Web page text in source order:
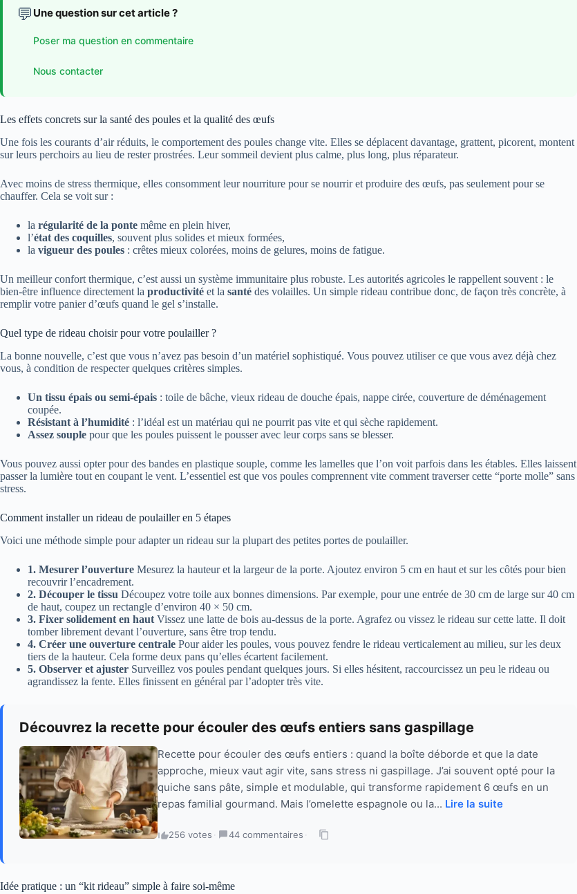
💬 Une question sur cet article ?
Poser ma question en commentaire
Nous contacter
Les effets concrets sur la santé des poules et la qualité des œufs
Une fois les courants d’air réduits, le comportement des poules change vite. Elles se déplacent davantage, grattent, picorent, montent
sur leurs perchoirs au lieu de rester prostrées. Leur sommeil devient plus calme, plus long, plus réparateur.
Avec moins de stress thermique, elles consomment leur nourriture pour se nourrir et produire des œufs, pas seulement pour se
chauffer. Cela se voit sur :
la régularité de la ponte même en plein hiver,
l’état des coquilles, souvent plus solides et mieux formées,
la vigueur des poules : crêtes mieux colorées, moins de gelures, moins de fatigue.
Un meilleur confort thermique, c’est aussi un système immunitaire plus robuste. Les autorités agricoles le rappellent souvent : le
bien-être influence directement la productivité et la santé des volailles. Un simple rideau contribue donc, de façon très concrète, à
remplir votre panier d’œufs quand le gel s’installe.
Quel type de rideau choisir pour votre poulailler ?
La bonne nouvelle, c’est que vous n’avez pas besoin d’un matériel sophistiqué. Vous pouvez utiliser ce que vous avez déjà chez
vous, à condition de respecter quelques critères simples.
Un tissu épais ou semi-épais : toile de bâche, vieux rideau de douche épais, nappe cirée, couverture de déménagement
coupée.
Résistant à l’humidité : l’idéal est un matériau qui ne pourrit pas vite et qui sèche rapidement.
Assez souple pour que les poules puissent le pousser avec leur corps sans se blesser.
Vous pouvez aussi opter pour des bandes en plastique souple, comme les lamelles que l’on voit parfois dans les étables. Elles laissent
passer la lumière tout en coupant le vent. L’essentiel est que vos poules comprennent vite comment traverser cette “porte molle” sans
stress.
Comment installer un rideau de poulailler en 5 étapes
Voici une méthode simple pour adapter un rideau sur la plupart des petites portes de poulailler.
1. Mesurer l’ouverture Mesurez la hauteur et la largeur de la porte. Ajoutez environ 5 cm en haut et sur les côtés pour bien
recouvrir l’encadrement.
2. Découper le tissu Découpez votre toile aux bonnes dimensions. Par exemple, pour une entrée de 30 cm de large sur 40 cm
de haut, coupez un rectangle d’environ 40 × 50 cm.
3. Fixer solidement en haut Vissez une latte de bois au-dessus de la porte. Agrafez ou vissez le rideau sur cette latte. Il doit
tomber librement devant l’ouverture, sans être trop tendu.
4. Créer une ouverture centrale Pour aider les poules, vous pouvez fendre le rideau verticalement au milieu, sur les deux
tiers de la hauteur. Cela forme deux pans qu’elles écartent facilement.
5. Observer et ajuster Surveillez vos poules pendant quelques jours. Si elles hésitent, raccourcissez un peu le rideau ou
agrandissez la fente. Elles finissent en général par l’adopter très vite.
Découvrez la recette pour écouler des œufs entiers sans gaspillage
Recette pour écouler des œufs entiers : quand la boîte déborde et que la date
approche, mieux vaut agir vite, sans stress ni gaspillage. J’ai souvent opté pour la
quiche sans pâte, simple et modulable, qui transforme rapidement 6 œufs en un
repas familial gourmand. Mais l’omelette espagnole ou la... Lire la suite
256 votes · 44 commentaires ·
Idée pratique : un “kit rideau” simple à faire soi-même